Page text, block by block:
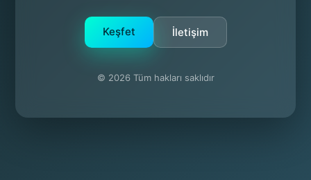
Keşfet İletişim
© 2026 Tüm hakları saklıdır